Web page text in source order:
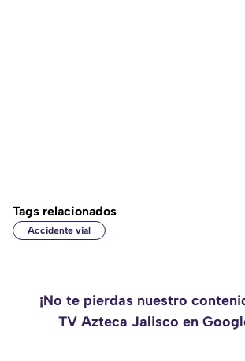
Tags relacionados
Accidente vial
¡No te pierdas nuestro
TV Azteca Jalisco en